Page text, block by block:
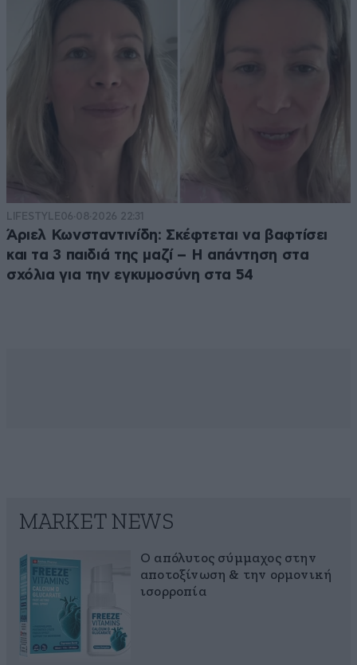
LIFESTYLE06·08·2026 22:31
Άριελ Κωνσταντινίδη: Σκέφτεται να βαφτίσει
και τα 3 παιδιά της μαζί – Η απάντηση στα
σχόλια για την εγκυμοσύνη στα 54
MARKET NEWS
Ο απόλυτος σύμμαχος στην
αποτοξίνωση & την ορμονική
ισορροπία